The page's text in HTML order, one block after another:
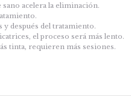
acelera la eliminación.
y después del tratamiento.
el proceso será más lento.
tinta, requieren más sesiones.